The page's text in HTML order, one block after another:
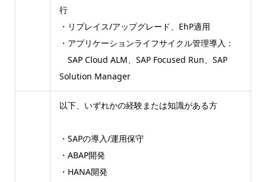
行
・リプレイス/アップグレード、EhP適用
・アプリケーションライフサイクル管理導入：
SAP Cloud ALM、SAP Focused Run、SAP
Solution Manager
以下、いずれかの経験または知識がある方
・SAPの導入/運用保守
・ABAP開発
・HANA開発